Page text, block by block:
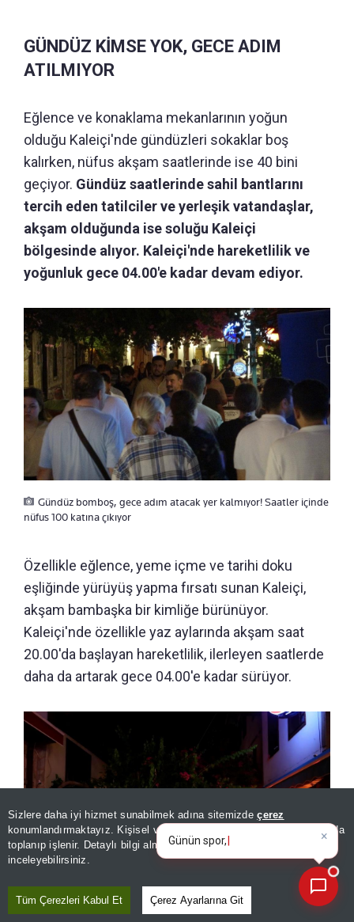
Sizlere daha iyi hizmet sunabilmek adına sitemizdeçerez
konumlandırmaktayız. Kişisel verileriniz, KVKK ve GDPR kapsamında
toplanıp işlenir. Detaylı bilgi almak içinAydınlatma Metnimizi
inceleyebilirsiniz.
Tüm Çerezleri Kabul Et Çerez Ayarlarına Git
GÜNDÜZ KİMSE YOK, GECE ADIM
ATILMIYOR
Eğlence ve konaklama mekanlarının yoğun
olduğu Kaleiçi'nde gündüzleri sokaklar boş
kalırken, nüfus akşam saatlerinde ise 40 bini
geçiyor. Gündüz saatlerinde sahil bantlarını
tercih eden tatilciler ve yerleşik vatandaşlar,
akşam olduğunda ise soluğu Kaleiçi
bölgesinde alıyor. Kaleiçi'nde hareketlilik ve
yoğunluk gece 04.00'e kadar devam ediyor.
Gündüz bomboş, gece adım atacak yer kalmıyor! Saatler içinde
nüfus 100 katına çıkıyor
Özellikle eğlence, yeme içme ve tarihi doku
eşliğinde yürüyüş yapma fırsatı sunan Kaleiçi,
akşam bambaşka bir kimliğe bürünüyor.
Kaleiçi'nde özellikle yaz aylarında akşam saat
20.00'da başlayan hareketlilik, ilerleyen saatlerde
daha da artarak gece 04.00'e kadar sürüyor.
Günün spor, gündem ve
ekonomi gelişmelerini analiz
edin